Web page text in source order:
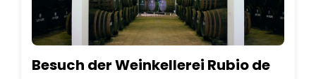
Besuch der Weinkellerei Rubio de